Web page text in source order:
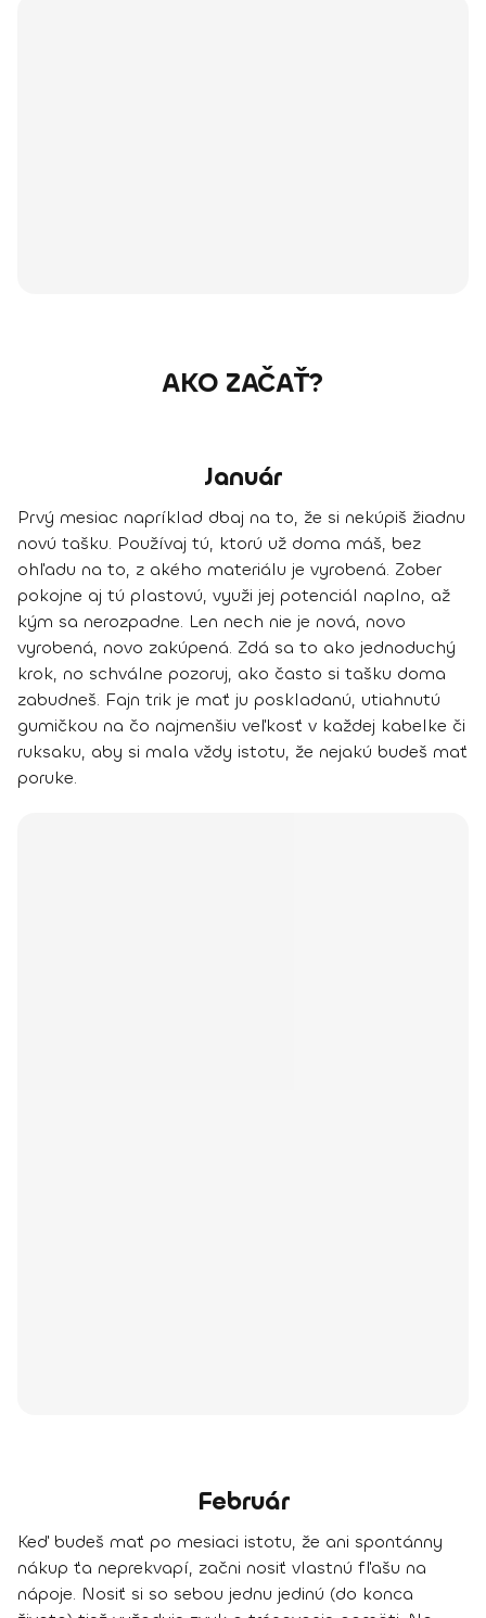
AKO ZAČAŤ?
Január
Prvý mesiac napríklad dbaj na to, že si nekúpiš žiadnu
novú tašku. Používaj tú, ktorú už doma máš, bez
ohľadu na to, z akého materiálu je vyrobená. Zober
pokojne aj tú plastovú, využi jej potenciál naplno, až
kým sa nerozpadne. Len nech nie je nová, novo
vyrobená, novo zakúpená. Zdá sa to ako jednoduchý
krok, no schválne pozoruj, ako často si tašku doma
zabudneš. Fajn trik je mať ju poskladanú, utiahnutú
gumičkou na čo najmenšiu veľkosť v každej kabelke či
ruksaku, aby si mala vždy istotu, že nejakú budeš mať
poruke.
Február
Keď budeš mať po mesiaci istotu, že ani spontánny
nákup ťa neprekvapí, začni nosiť vlastnú fľašu na
nápoje. Nosiť si so sebou jednu jedinú (do konca